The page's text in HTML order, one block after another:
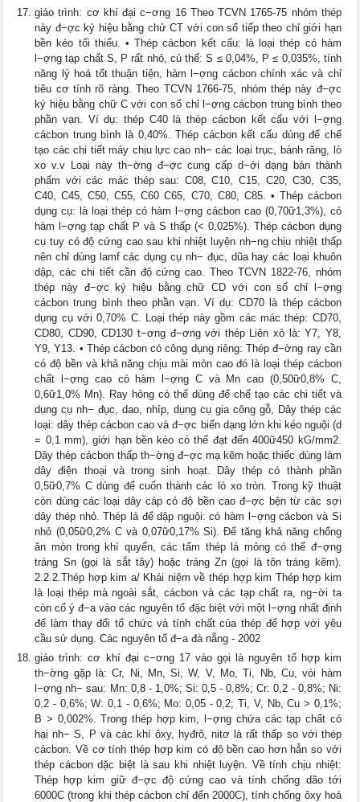
giáo trình: cơ khí đại c−ơng 16 Theo TCVN 1765-75 nhóm thép
này đ−ợc ký hiệu bằng chử CT với con số tiếp theo chỉ giới hạn
bền kéo tối thiểu. • Thép cácbon kết cấu: là loại thép có hàm
l−ợng tạp chất S, P rất nhỏ, củ thể: S ≤ 0,04%, P ≤ 0,035%, tính
năng lý hoá tốt thuận tiện, hàm l−ợng cácbon chính xác và chỉ
tiêu cơ tính rõ ràng. Theo TCVN 1766-75, nhóm thép này đ−ợc
ký hiệu bằng chữ C với con số chỉ l−ợng cácbon trung bình theo
phần vạn. Ví dụ: thép C40 là thép cácbon kết cấu với l−ợng
cácbon trung bình là 0,40%. Thép cácbon kết cấu dùng để chế
tạo các chi tiết máy chịu lực cao nh− các loại trục, bánh răng, lò
xo v.v Loại này th−ờng đ−ợc cung cấp d−ới dạng bán thành
phẩm với các mác thép sau: C08, C10, C15, C20, C30, C35,
C40, C45, C50, C55, C60 C65, C70, C80, C85. • Thép cácbon
dụng cụ: là loại thép có hàm l−ợng cácbon cao (0,70ữ1,3%), có
hàm l−ợng tạp chất P và S thấp (< 0,025%). Thép cácbon dụng
cụ tuy có độ cứng cao sau khi nhiệt luyện nh−ng chịu nhiệt thấp
nên chỉ dùng lamf các dụng cụ nh− đục, dũa hay các loại khuôn
dập, các chi tiết cần độ cứng cao. Theo TCVN 1822-76, nhóm
thép này đ−ợc ký hiệu bằng chữ CD với con số chỉ l−ợng
cácbon trung bình theo phần vạn. Ví dụ: CD70 là thép cácbon
dụng cụ với 0,70% C. Loại thép này gồm các mác thép: CD70,
CD80, CD90, CD130 t−ơng đ−ơng với thép Liên xô là: Y7, Y8,
Y9, Y13. • Thép cácbon có công dụng riêng: Thép đ−ờng ray cần
có độ bền và khả năng chịu mài mòn cao đó là loại thép cácbon
chất l−ợng cao có hàm l−ợng C và Mn cao (0,50ữ0,8% C,
0,6ữ1,0% Mn). Ray hỏng có thể dùng để chế tạo các chi tiết và
dụng cụ nh− đục, dao, nhíp, dụng cụ gia công gỗ, Dây thép các
loại: dây thép cácbon cao và đ−ợc biến dạng lớn khi kéo nguội (d
= 0,1 mm), giới hạn bền kéo có thể đạt đến 400ữ450 kG/mm2.
Dây thép cácbon thấp th−ờng đ−ợc mạ kẽm hoặc thiếc dùng làm
dây điện thoại và trong sinh hoạt. Dây thép có thành phần
0,5ữ0,7% C dùng để cuốn thành các lò xo tròn. Trong kỹ thuật
còn dùng các loại dây cáp có độ bền cao đ−ợc bện từ các sợi
dây thép nhỏ. Thép lá để dập nguội: có hàm l−ợng cácbon và Si
nhỏ (0,05ữ0,2% C và 0,07ữ0,17% Si). Để tăng khả năng chống
ăn mòn trong khí quyển, các tấm thép lá mỏng có thể đ−ợng
tráng Sn (gọi là sắt tây) hoặc tráng Zn (gọi là tôn tráng kẽm).
2.2.2.Thép hợp kim a/ Khái niệm về thép hợp kim Thép hợp kim
là loại thép mà ngoài sắt, cácbon và các tạp chất ra, ng−ời ta
còn cố ý đ−a vào các nguyên tố đặc biệt với một l−ợng nhất định
để làm thay đổi tổ chức và tính chất của thép để hợp với yêu
cầu sử dụng. Các nguyên tố đ−a đà nẵng - 2002
giáo trình: cơ khí đại c−ơng 17 vào gọi là nguyên tố hợp kim
th−ờng gặp là: Cr, Ni, Mn, Si, W, V, Mo, Ti, Nb, Cu, vói hàm
l−ợng nh− sau: Mn: 0,8 - 1,0%; Si: 0,5 - 0,8%; Cr: 0,2 - 0,8%; Ni:
0,2 - 0,6%; W: 0,1 - 0,6%; Mo: 0,05 - 0,2; Ti, V, Nb, Cu > 0,1%;
B > 0,002%. Trong thép hợp kim, l−ợng chứa các tạp chất có
hại nh− S, P và các khí ôxy, hyđrô, nitơ là rất thấp so với thép
cácbon. Về cơ tính thép hợp kim có độ bền cao hơn hẳn so với
thép cácbon dặc biệt là sau khi nhiệt luyện. Về tính chịu nhiệt:
Thép hợp kim giữ đ−ợc độ cứng cao và tính chống dão tới
6000C (trong khi thép cácbon chỉ đến 2000C), tính chống ôxy hoá